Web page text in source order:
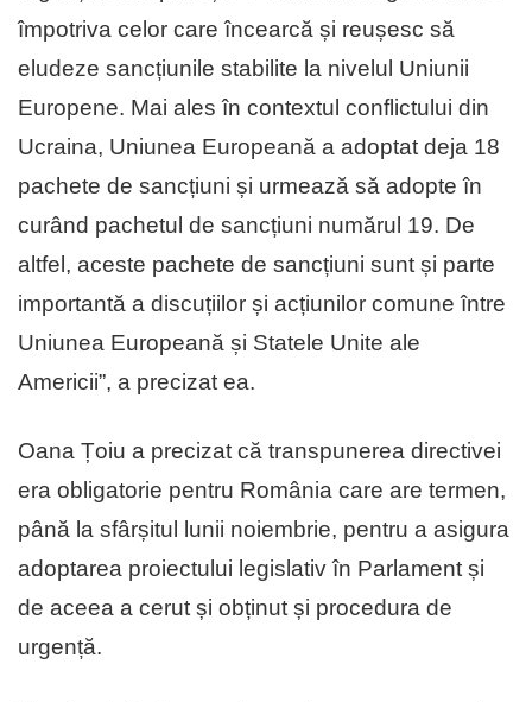
împotriva celor care încearcă și reușesc să
eludeze sancțiunile stabilite la nivelul Uniunii
Europene. Mai ales în contextul conflictului din
Ucraina, Uniunea Europeană a adoptat deja 18
pachete de sancțiuni și urmează să adopte în
curând pachetul de sancțiuni numărul 19. De
altfel, aceste pachete de sancțiuni sunt și parte
importantă a discuțiilor și acțiunilor comune între
Uniunea Europeană și Statele Unite ale
Americii”, a precizat ea.
Oana Țoiu a precizat că transpunerea directivei
era obligatorie pentru România care are termen,
până la sfârșitul lunii noiembrie, pentru a asigura
adoptarea proiectului legislativ în Parlament și
de aceea a cerut și obținut și procedura de
urgență.